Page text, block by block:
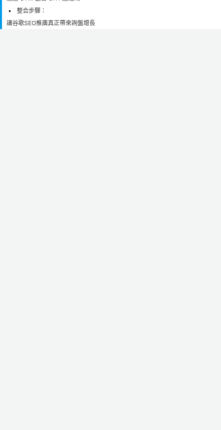
整合步驟：
讓谷歌SEO推廣真正帶來詢盤增長